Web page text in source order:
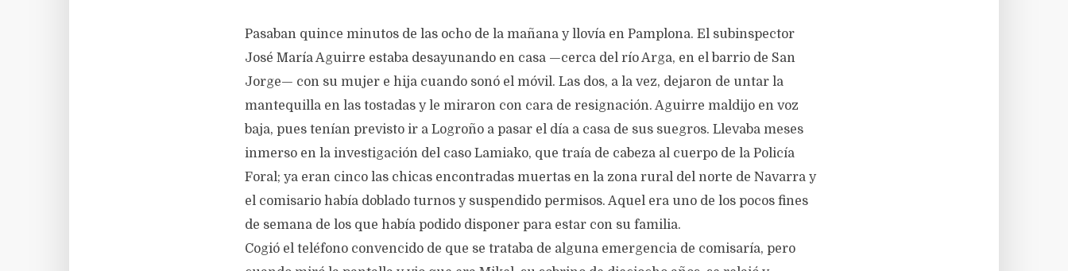
Pasaban quince minutos de las ocho de la mañana y llovía en Pamplona. El subinspector
José María Aguirre estaba desayunando en casa —cerca del río Arga, en el barrio de San
Jorge— con su mujer e hija cuando sonó el móvil. Las dos, a la vez, dejaron de untar la
mantequilla en las tostadas y le miraron con cara de resignación. Aguirre maldijo en voz
baja, pues tenían previsto ir a Logroño a pasar el día a casa de sus suegros. Llevaba meses
inmerso en la investigación del caso Lamiako, que traía de cabeza al cuerpo de la Policía
Foral; ya eran cinco las chicas encontradas muertas en la zona rural del norte de Navarra y
el comisario había doblado turnos y suspendido permisos. Aquel era uno de los pocos fines
de semana de los que había podido disponer para estar con su familia.
Cogió el teléfono convencido de que se trataba de alguna emergencia de comisaría, pero